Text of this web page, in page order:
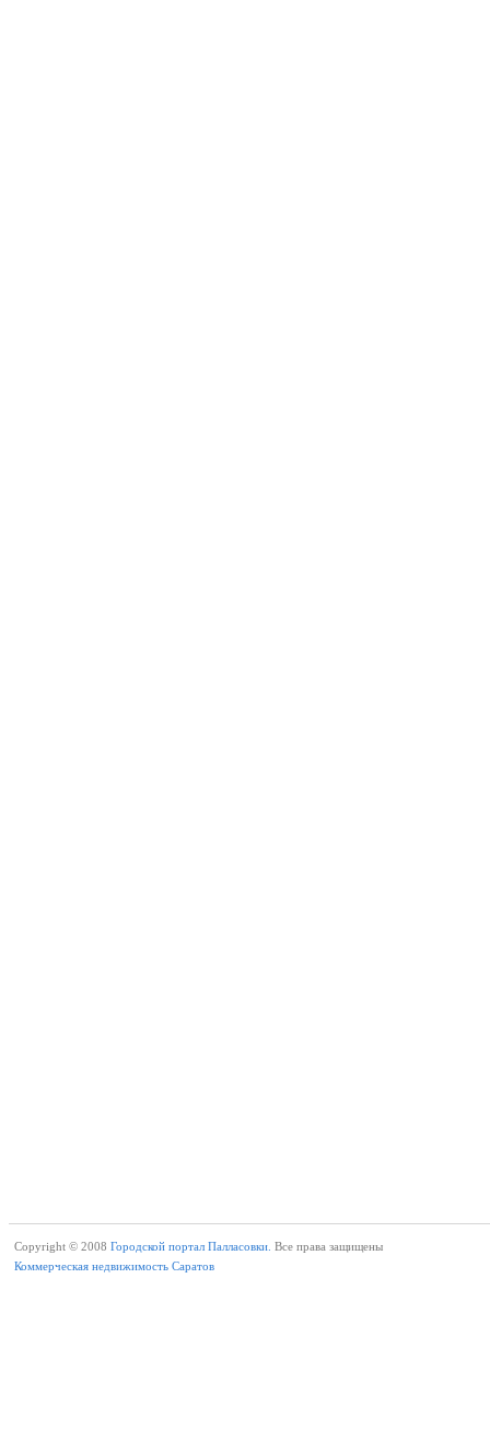
Copyright © 2008 Городской портал Палласовки. Все права защищены
Коммерческая недвижимость Саратов